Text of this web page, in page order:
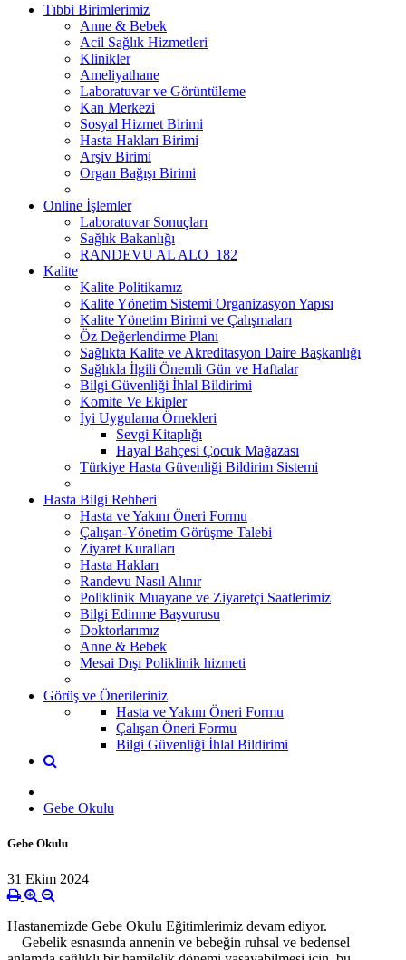
Tıbbi Birimlerimiz
Anne & Bebek
Acil Sağlık Hizmetleri
Klinikler
Ameliyathane
Laboratuvar ve Görüntüleme
Kan Merkezi
Sosyal Hizmet Birimi
Hasta Hakları Birimi
Arşiv Birimi
Organ Bağışı Birimi
Online İşlemler
Laboratuvar Sonuçları
Sağlık Bakanlığı
RANDEVU AL ALO_182
Kalite
Kalite Politikamız
Kalite Yönetim Sistemi Organizasyon Yapısı
Kalite Yönetim Birimi ve Çalışmaları
Öz Değerlendirme Planı
Sağlıkta Kalite ve Akreditasyon Daire Başkanlığı
Sağlıkla İlgili Önemli Gün ve Haftalar
Bilgi Güvenliği İhlal Bildirimi
Komite Ve Ekipler
İyi Uygulama Örnekleri
Sevgi Kitaplığı
Hayal Bahçesi Çocuk Mağazası
Türkiye Hasta Güvenliği Bildirim Sistemi
Hasta Bilgi Rehberi
Hasta ve Yakını Öneri Formu
Çalışan-Yönetim Görüşme Talebi
Ziyaret Kuralları
Hasta Hakları
Randevu Nasıl Alınır
Poliklinik Muayane ve Ziyaretçi Saatlerimiz
Bilgi Edinme Başvurusu
Doktorlarımız
Anne & Bebek
Mesai Dışı Poliklinik hizmeti
Görüş ve Önerileriniz
Hasta ve Yakını Öneri Formu
Çalışan Öneri Formu
Bilgi Güvenliği İhlal Bildirimi
Gebe Okulu
Gebe Okulu
31 Ekim 2024
Hastanemizde Gebe Okulu Eğitimlerimiz devam ediyor.
Gebelik esnasında annenin ve bebeğin ruhsal ve bedensel